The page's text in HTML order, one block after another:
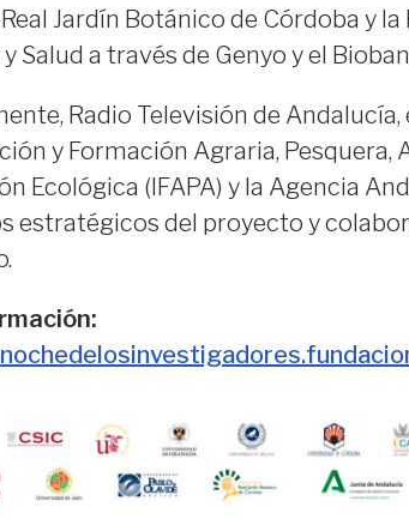
Jardín Botánico de Córdoba y
Salud a través de Genyo y el
Radio Televisión de
y Formación Agraria, Pesquera,
Ecológica (IFAPA) y la Agencia
estratégicos del proyecto y